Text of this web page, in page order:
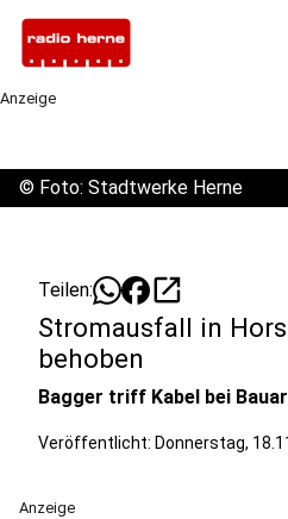
Anzeige
© Foto: Stadtwerke Herne
Teilen: open_in_new
Stromausfall in
behoben
Bagger triff Kabel bei
Veröffentlicht: Donnerstag,
Anzeige